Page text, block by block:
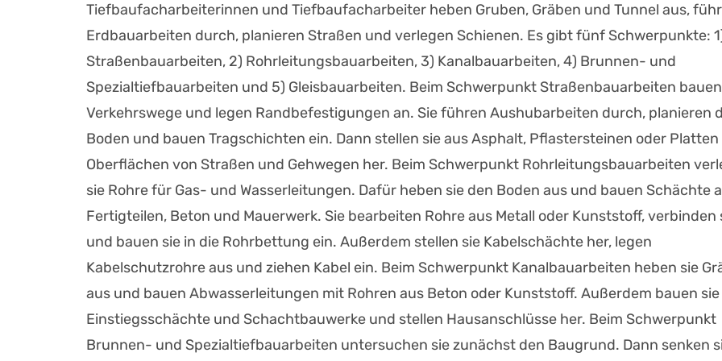
Tiefbaufacharbeiterinnen und Tiefbaufacharbeiter heben Gruben, Gräben und Tunnel aus,
Erdbauarbeiten durch, planieren Straßen und verlegen Schienen. Es gibt fünf Schwerpunkte:
Straßenbauarbeiten, 2) Rohrleitungsbauarbeiten, 3) Kanalbauarbeiten, 4) Brunnen- und
Spezialtiefbauarbeiten und 5) Gleisbauarbeiten. Beim Schwerpunkt Straßenbauarbeiten
Verkehrswege und legen Randbefestigungen an. Sie führen Aushubarbeiten durch, planieren
Boden und bauen Tragschichten ein. Dann stellen sie aus Asphalt, Pflastersteinen oder Platten
Oberflächen von Straßen und Gehwegen her. Beim Schwerpunkt Rohrleitungsbauarbeiten
sie Rohre für Gas- und Wasserleitungen. Dafür heben sie den Boden aus und bauen Schächte
Fertigteilen, Beton und Mauerwerk. Sie bearbeiten Rohre aus Metall oder Kunststoff, verbinden
und bauen sie in die Rohrbettung ein. Außerdem stellen sie Kabelschächte her, legen
Kabelschutzrohre aus und ziehen Kabel ein. Beim Schwerpunkt Kanalbauarbeiten heben sie
aus und bauen Abwasserleitungen mit Rohren aus Beton oder Kunststoff. Außerdem bauen sie
Einstiegsschächte und Schachtbauwerke und stellen Hausanschlüsse her. Beim Schwerpunkt
Brunnen- und Spezialtiefbauarbeiten untersuchen sie zunächst den Baugrund. Dann senken